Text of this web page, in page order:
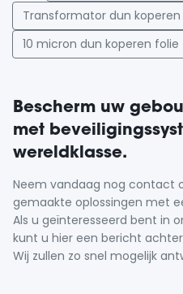
Transformator dun
10 micron dun koperen folie
Bescherm uw
met
wereldklasse.
Neem vandaag nog contact
gemaakte oplossingen met
Als u geïnteresseerd bent in
kunt u hier een bericht
Wij zullen zo snel mogelijk